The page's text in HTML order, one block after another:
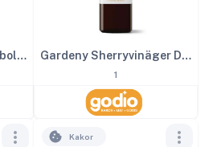
Mormor Lisas Chokladboll inslagen 2kg Gardeny Sherryvinäger DOP 25 cl
1
Kakor